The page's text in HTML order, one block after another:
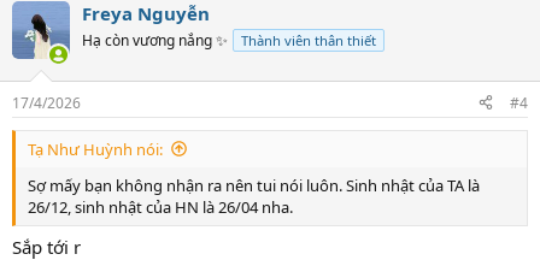
t
s
:
Freya Nguyễn
Hạ còn vương nắng ✨ Thành viên thân thiết
17/4/2026 #4
Tạ Như Huỳnh nói:
Sợ mấy bạn không nhận ra nên tui nói luôn. Sinh nhật của TA là
26/12, sinh nhật của HN là 26/04 nha.
Sắp tới r